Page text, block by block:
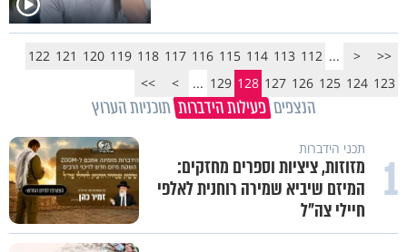
<<
<
...
112
113
114
115
116
117
118
119
120
121
122
123
124
125
126
127
128
129
...
>
>>
הנצפים פעילות הידברות תוכניות הערוץ
1 תכני הידברות
מזוזות, ציציות וספרים מחזקים:
המיזם שיביא שמירה רוחנית לאלפי
חיילי צה"ל